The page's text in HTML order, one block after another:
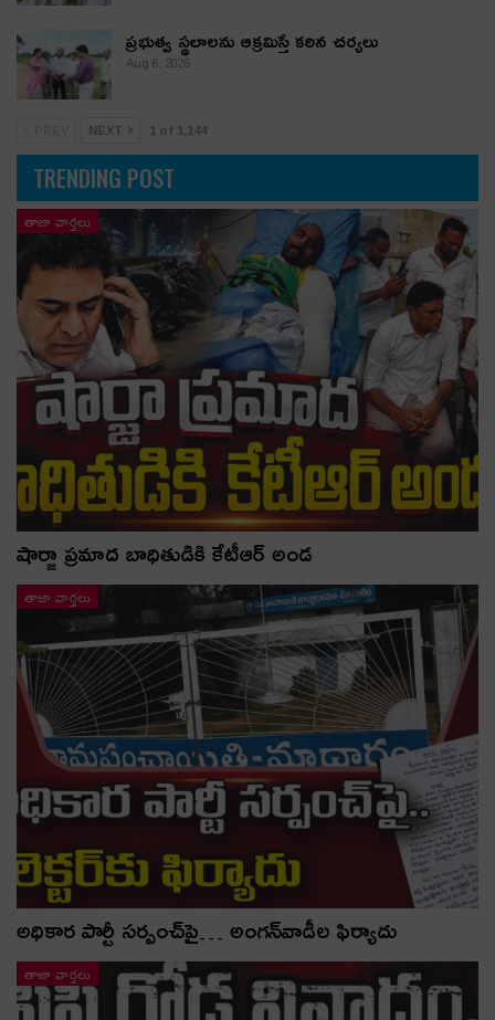
ప్రభుత్వ స్థలాలను ఆక్రమిస్తే కఠిన చర్యలు
Aug 6, 2026
NEXT 1 of 1,144
TRENDING POST
తాజా వార్తలు
షార్జా ప్రమాద బాధితుడికి కేటీఆర్ అండ
తాజా వార్తలు
అధికార పార్టీ స‌ర్పంచ్‌పై… అంగ‌న్‌వాడీల ఫిర్యాదు
తాజా వార్తలు